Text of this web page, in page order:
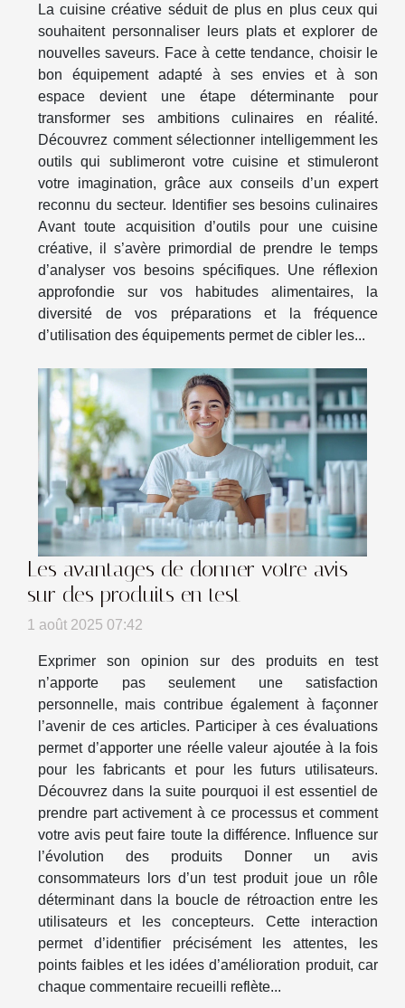
La cuisine créative séduit de plus en plus ceux qui
souhaitent personnaliser leurs plats et explorer de
nouvelles saveurs. Face à cette tendance, choisir le
bon équipement adapté à ses envies et à son
espace devient une étape déterminante pour
transformer ses ambitions culinaires en réalité.
Découvrez comment sélectionner intelligemment les
outils qui sublimeront votre cuisine et stimuleront
votre imagination, grâce aux conseils d’un expert
reconnu du secteur. Identifier ses besoins culinaires
Avant toute acquisition d’outils pour une cuisine
créative, il s’avère primordial de prendre le temps
d’analyser vos besoins spécifiques. Une réflexion
approfondie sur vos habitudes alimentaires, la
diversité de vos préparations et la fréquence
d’utilisation des équipements permet de cibler les...
Les avantages de donner votre avis
sur des produits en test
1 août 2025 07:42
Exprimer son opinion sur des produits en test
n’apporte pas seulement une satisfaction
personnelle, mais contribue également à façonner
l’avenir de ces articles. Participer à ces évaluations
permet d’apporter une réelle valeur ajoutée à la fois
pour les fabricants et pour les futurs utilisateurs.
Découvrez dans la suite pourquoi il est essentiel de
prendre part activement à ce processus et comment
votre avis peut faire toute la différence. Influence sur
l’évolution des produits Donner un avis
consommateurs lors d’un test produit joue un rôle
déterminant dans la boucle de rétroaction entre les
utilisateurs et les concepteurs. Cette interaction
permet d’identifier précisément les attentes, les
points faibles et les idées d’amélioration produit, car
chaque commentaire recueilli reflète...